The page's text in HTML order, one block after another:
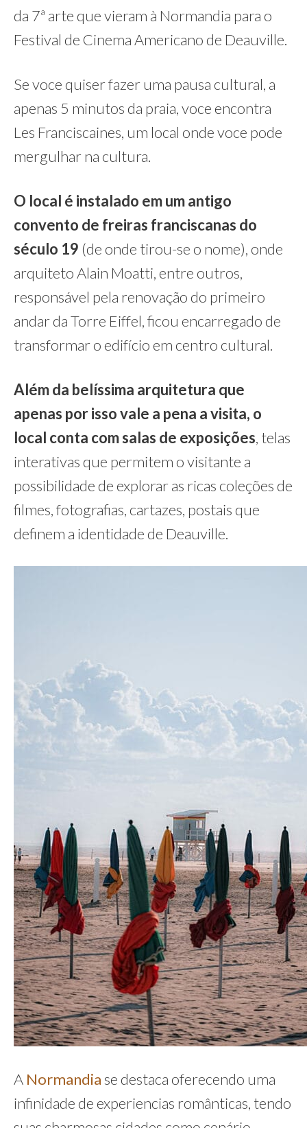
da 7ª arte que vieram à Normandia para o
Festival de Cinema Americano de Deauville.
Se voce quiser fazer uma pausa cultural, a
apenas 5 minutos da praia, voce encontra
Les Franciscaines, um local onde voce pode
mergulhar na cultura.
O local é instalado em um antigo
convento de freiras franciscanas do
século 19 (de onde tirou-se o nome), onde
arquiteto Alain Moatti, entre outros,
responsável pela renovação do primeiro
andar da Torre Eiffel, ficou encarregado de
transformar o edifício em centro cultural.
Além da belíssima arquitetura que
apenas por isso vale a pena a visita, o
local conta com salas de exposições, telas
interativas que permitem o visitante a
possibilidade de explorar as ricas coleções de
filmes, fotografias, cartazes, postais que
definem a identidade de Deauville.
A Normandiase destaca oferecendo uma
infinidade de experiencias românticas, tendo